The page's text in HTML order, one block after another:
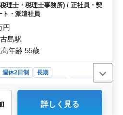
・所得税) ・給与計算 ・社会保
険関係業務 ・確定申告時期の対
＊正社員及びアルバイト・パー
＊ベテランシニア層も活躍して
理士・税理士事務所) / 正社員・契
ト・派遣社員
円
島駅
年齢 55歳
週休2日制
長期
派遣社員
事務所
詳しく見る